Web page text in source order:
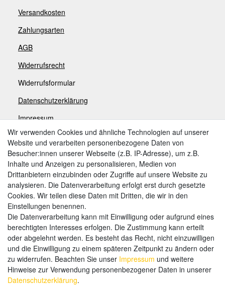
Versandkosten
Zahlungsarten
AGB
Widerrufsrecht
Widerrufsformular
Datenschutzerklärung
Impressum
Zahlungsarten
Weitere Zahlungsarten:
Kauf auf Rechnung
Vorkasse
Hier sind wir
Wir verwenden Cookies und ähnliche Technologien auf unserer
Website und verarbeiten personenbezogene Daten von
Besucher:innen unserer Webseite (z.B. IP-Adresse), um z.B.
Inhalte und Anzeigen zu personalisieren, Medien von
Drittanbietern einzubinden oder Zugriffe auf unsere Website zu
analysieren. Die Datenverarbeitung erfolgt erst durch gesetzte
Cookies. Wir teilen diese Daten mit Dritten, die wir in den
Einstellungen benennen.
Die Datenverarbeitung kann mit Einwilligung oder aufgrund eines
berechtigten Interesses erfolgen. Die Zustimmung kann erteilt
oder abgelehnt werden. Es besteht das Recht, nicht einzuwilligen
und die Einwilligung zu einem späteren Zeitpunkt zu ändern oder
zu widerrufen. Beachten Sie unser Impressum und weitere
Hinweise zur Verwendung personenbezogener Daten in unserer
Daten­schutz­erklärung.